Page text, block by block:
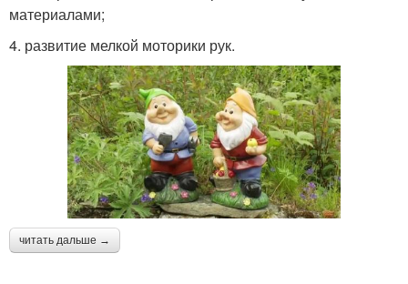
материалами;
4. развитие мелкой моторики рук.
читать дальше →